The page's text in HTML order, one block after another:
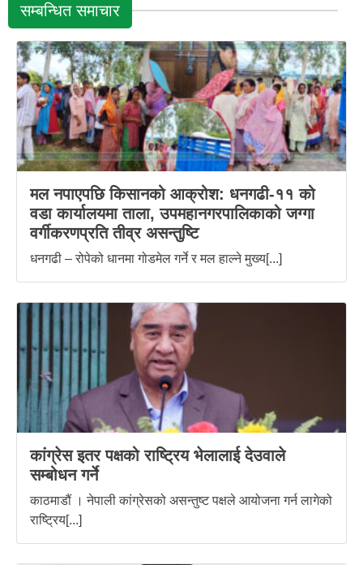
सम्बन्धित समाचार
मल नपाएपछि किसानको आक्रोश: धनगढी-११ को
वडा कार्यालयमा ताला, उपमहानगरपालिकाको जग्गा
वर्गीकरणप्रति तीव्र असन्तुष्टि
धनगढी – रोपेको धानमा गोडमेल गर्ने र मल हाल्ने मुख्य[...]
कांग्रेस इतर पक्षको राष्ट्रिय भेलालाई देउवाले
सम्बोधन गर्ने
काठमाडौं । नेपाली कांग्रेसको असन्तुष्ट पक्षले आयोजना गर्न लागेको
राष्ट्रिय[...]